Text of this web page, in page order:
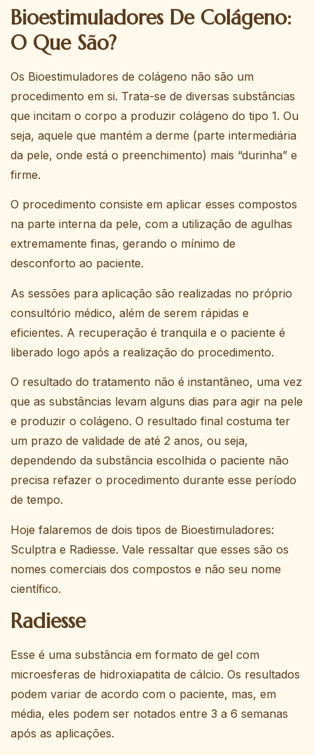
Bioestimuladores De Colágeno:
O Que São?
Os Bioestimuladores de colágeno não são um
procedimento em si. Trata-se de diversas substâncias
que incitam o corpo a produzir colágeno do tipo 1. Ou
seja, aquele que mantém a derme (parte intermediária
da pele, onde está o preenchimento) mais “durinha” e
firme.
O procedimento consiste em aplicar esses compostos
na parte interna da pele, com a utilização de agulhas
extremamente finas, gerando o mínimo de
desconforto ao paciente.
As sessões para aplicação são realizadas no próprio
consultório médico, além de serem rápidas e
eficientes. A recuperação é tranquila e o paciente é
liberado logo após a realização do procedimento.
O resultado do tratamento não é instantâneo, uma vez
que as substâncias levam alguns dias para agir na pele
e produzir o colágeno. O resultado final costuma ter
um prazo de validade de até 2 anos, ou seja,
dependendo da substância escolhida o paciente não
precisa refazer o procedimento durante esse período
de tempo.
Hoje falaremos de dois tipos de Bioestimuladores:
Sculptra e Radiesse. Vale ressaltar que esses são os
nomes comerciais dos compostos e não seu nome
científico.
Radiesse
Esse é uma substância em formato de gel com
microesferas de hidroxiapatita de cálcio. Os resultados
podem variar de acordo com o paciente, mas, em
média, eles podem ser notados entre 3 a 6 semanas
após as aplicações.